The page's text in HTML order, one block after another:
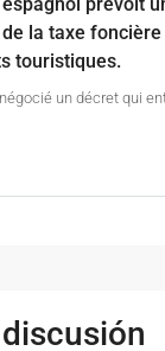
prévoit
la taxe foncière
touristiques.
un décret qui